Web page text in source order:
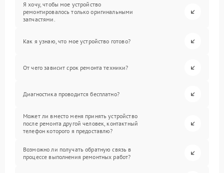
Я хочу, чтобы мое устройство
ремонтировалось только оригинальными
запчастями.
Как я узнаю, что мое устройство готово?
От чего зависит срок ремонта техники?
Диагностика проводится бесплатно?
Может ли вместо меня принять устройство
после ремонта другой человек, контактный
телефон которого я предоставлю?
Возможно ли получать обратную связь в
процессе выполнения ремонтных работ?